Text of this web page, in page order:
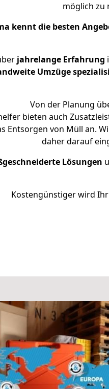
möglich zu
kennt die besten
jahrelange Erfahrung
Umzüge
Von der Planung
bieten auch
Entsorgen von Müll an.
daher darauf
Lösungen
Kostengünstiger wird